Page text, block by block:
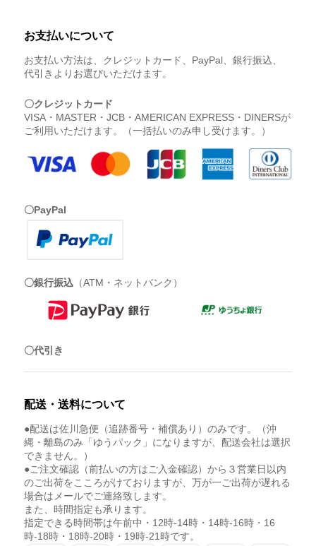
お支払いについて
お支払い方法は、クレジットカード、PayPal、銀行振込、
代引きよりお選びいただけます。
〇クレジットカード
VISA・MASTER・JCB・AMERICAN EXPRESS・DINERSが
ご利用いただけます。（一括払いのみ申し受けます。）
〇PayPal
〇銀行振込 （ATM・ネットバンク）
〇代引き
配送・送料について
●配送は佐川急便（追跡番号・補償あり）のみです。（沖
縄・離島のみ「ゆうパック」になりますが、配送会社は選択
できません。）
●ご注文確認（前払いの方はご入金確認）から３営業日以内
のご出荷をこころがけておりますが、万が一ご出荷が遅れる
場合はメールでご連絡致します。
また、時間指定も承ります。
指定できる時間帯は午前中・12時-14時・14時-16時・16
時-18時・18時-20時・19時-21時です。